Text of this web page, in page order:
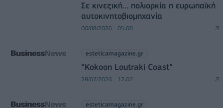
Σε κινεζική… πολιορκία η ευρωπαϊκή
αυτοκινητοβιομηχανία
06/08/2026 - 05:00
esteticamagazine.gr
“Kokoon Loutraki Coast”
28/07/2026 - 12:07
esteticamagazine.gr